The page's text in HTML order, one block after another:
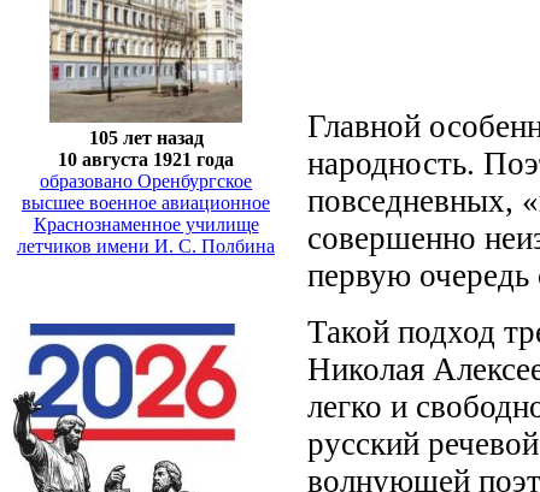
105 лет назад
10 августа 1921 года
образовано Оренбургское
высшее военное авиационное
Краснознаменное училище
летчиков имени И. С. Полбина
Главной
народность.
повседневных,
совершенно
первую очередь
Такой подход
Николая
легко и
русский
волнующей